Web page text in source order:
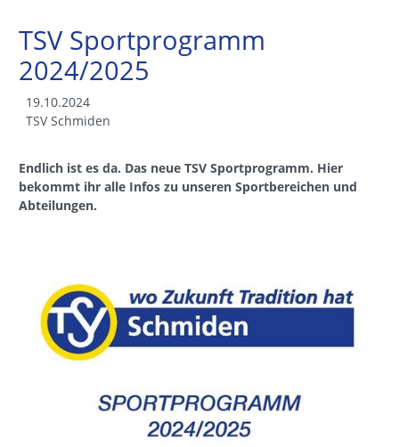
TSV Sportprogramm
2024/2025
19.10.2024
TSV Schmiden
Endlich ist es da. Das neue TSV Sportprogramm. Hier
bekommt ihr alle Infos zu unseren Sportbereichen und
Abteilungen.